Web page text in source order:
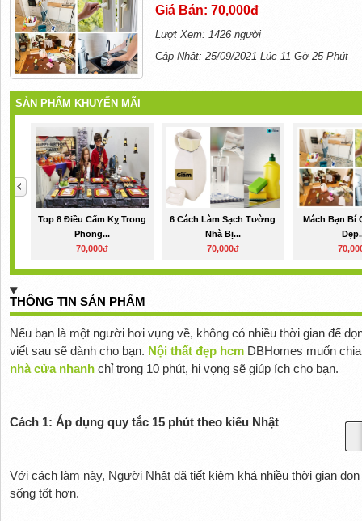
Giá Bán: 70,000đ
Lượt Xem: 1426 người
Cập Nhật: 25/09/2021 Lúc 11 Gờ 25 Phút
SẢN PHẨM KHUYẾN MÃI
Top 8 Điều Cấm Kỵ Trong
Phong...
70,000đ
6 Cách Làm Sạch Tường
Nhà Bị...
70,000đ
Mách Bạn Bí
THÔNG TIN SẢN PHẨM
Nếu bạn là một người hơi vụng về, không có nhiều thời gian để
viết sau sẽ dành cho bạn. Nội thất đẹp hcmDBHomes muốn
nhà cửa nhanhchỉ trong 10 phút, hi vọng sẽ giúp ích cho bạn.
Cách 1: Áp dụng quy tắc 15 phút theo kiểu Nhật
Với cách làm này, Người Nhật đã tiết kiệm khá nhiều thời gian
sống tốt hơn.